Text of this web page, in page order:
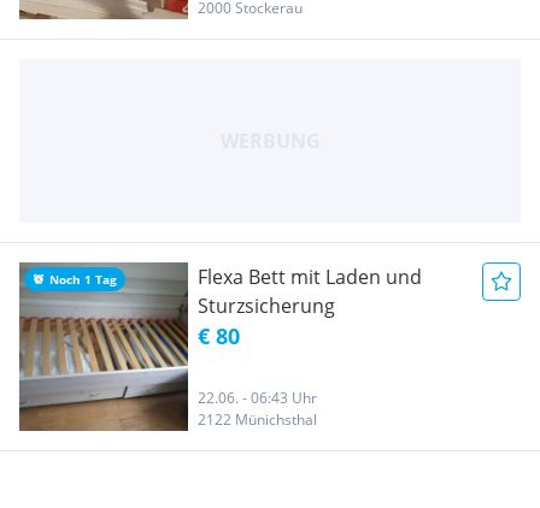
2000 Stockerau
Noch 1 Tag
Flexa Bett mit Laden und
Sturzsicherung
€ 80
22.06. - 06:43 Uhr
2122 Münichsthal